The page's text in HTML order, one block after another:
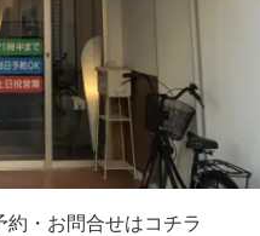
約・お問合せはコチラ